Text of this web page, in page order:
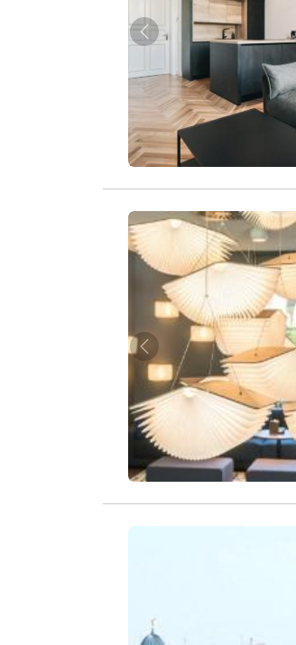
Zurück
Zurück